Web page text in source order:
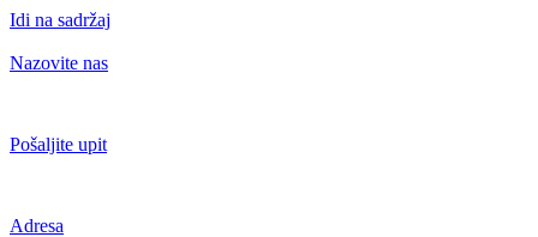
Idi na sadržaj
Nazovite nas
Pošaljite upit
Adresa